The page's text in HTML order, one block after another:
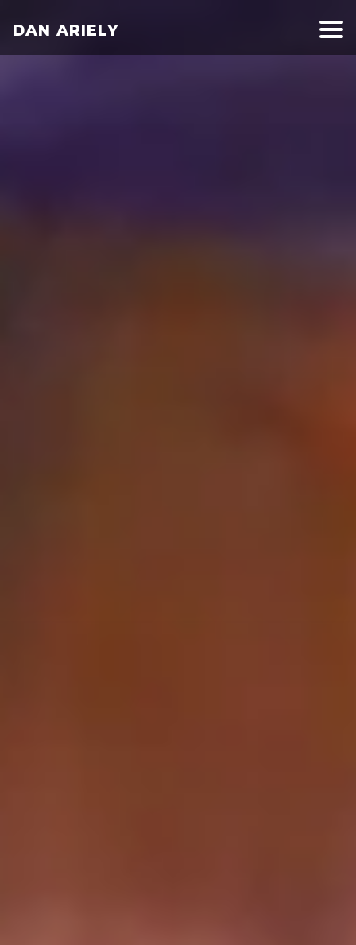
DAN ARIELY